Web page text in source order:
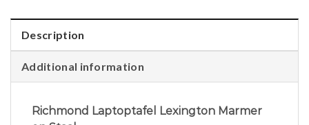
Description
Additional information
Richmond Laptoptafel Lexington Marmer